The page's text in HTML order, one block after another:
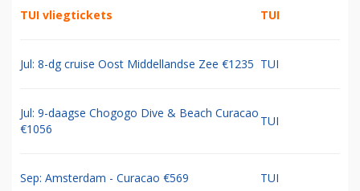
TUI vliegtickets TUI
Jul: 8-dg cruise Oost Middellandse Zee €1235 TUI
Jul: 9-daagse Chogogo Dive & Beach Curacao
€1056
TUI
Sep: Amsterdam - Curacao €569 TUI